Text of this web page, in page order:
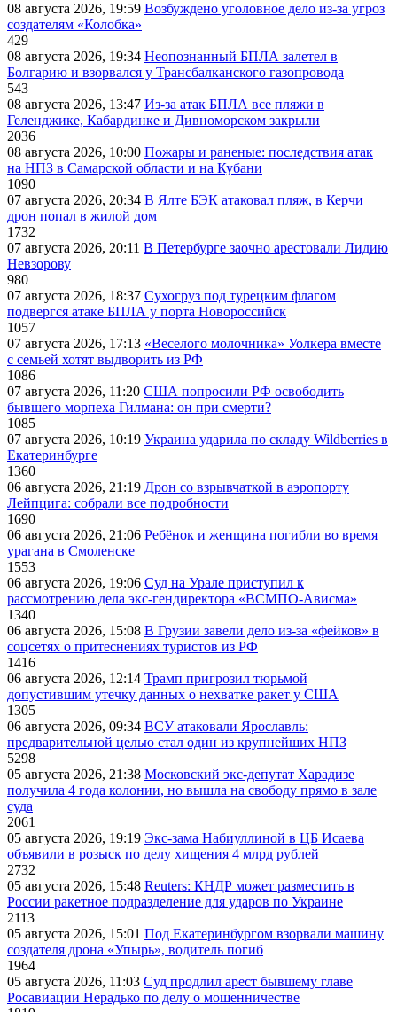
08 августа 2026, 19:59 Возбуждено уголовное дело из-за угроз
создателям «Колобка»
429
08 августа 2026, 19:34 Неопознанный БПЛА залетел в
Болгарию и взорвался у Трансбалканского газопровода
543
08 августа 2026, 13:47 Из-за атак БПЛА все пляжи в
Геленджике, Кабардинке и Дивноморском закрыли
2036
08 августа 2026, 10:00 Пожары и раненые: последствия атак
на НПЗ в Самарской области и на Кубани
1090
07 августа 2026, 20:34 В Ялте БЭК атаковал пляж, в Керчи
дрон попал в жилой дом
1732
07 августа 2026, 20:11 В Петербурге заочно арестовали Лидию
Невзорову
980
07 августа 2026, 18:37 Сухогруз под турецким флагом
подвергся атаке БПЛА у порта Новороссийск
1057
07 августа 2026, 17:13 «Веселого молочника» Уолкера вместе
с семьей хотят выдворить из РФ
1086
07 августа 2026, 11:20 США попросили РФ освободить
бывшего морпеха Гилмана: он при смерти?
1085
07 августа 2026, 10:19 Украина ударила по складу Wildberries в
Екатеринбурге
1360
06 августа 2026, 21:19 Дрон со взрывчаткой в аэропорту
Лейпцига: собрали все подробности
1690
06 августа 2026, 21:06 Ребёнок и женщина погибли во время
урагана в Смоленске
1553
06 августа 2026, 19:06 Суд на Урале приступил к
рассмотрению дела экс-гендиректора «ВСМПО-Ависма»
1340
06 августа 2026, 15:08 В Грузии завели дело из-за «фейков» в
соцсетях о притеснениях туристов из РФ
1416
06 августа 2026, 12:14 Трамп пригрозил тюрьмой
допустившим утечку данных о нехватке ракет у США
1305
06 августа 2026, 09:34 ВСУ атаковали Ярославль:
предварительной целью стал один из крупнейших НПЗ
5298
05 августа 2026, 21:38 Московский экс-депутат Харадизе
получила 4 года колонии, но вышла на свободу прямо в зале
суда
2061
05 августа 2026, 19:19 Экс-зама Набиуллиной в ЦБ Исаева
объявили в розыск по делу хищения 4 млрд рублей
2732
05 августа 2026, 15:48 Reuters: КНДР может разместить в
России ракетное подразделение для ударов по Украине
2113
05 августа 2026, 15:01 Под Екатеринбургом взорвали машину
создателя дрона «Упырь», водитель погиб
1964
05 августа 2026, 11:03 Суд продлил арест бывшему главе
Росавиации Нерадько по делу о мошенничестве